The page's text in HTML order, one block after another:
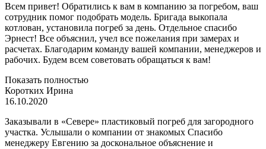
Всем привет! Обратились к вам в компанию за погребом, ваш
сотрудник помог подобрать модель. Бригада выкопала
котлован, установила погреб за день. Отдельное спасибо
Эрнест! Все объяснил, учел все пожелания при замерах и
расчетах. Благодарим команду вашей компании, менеджеров и
рабочих. Будем всем советовать обращаться к вам!
Показать полностью
Коротких Ирина
16.10.2020
Заказывали в «Севере» пластиковый погреб для загородного
участка. Услышали о компании от знакомых Спасибо
менеджеру Евгению за доскональное объяснение и